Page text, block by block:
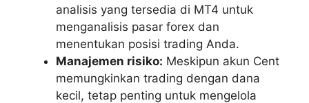
analisis yang tersedia di MT4 untuk
menganalisis pasar forex dan
menentukan posisi trading Anda.
Manajemen risiko: Meskipun akun Cent
memungkinkan trading dengan dana
kecil, tetap penting untuk mengelola